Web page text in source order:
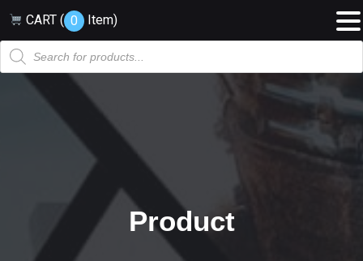
CART ( 0 Item)
Products
search
Product